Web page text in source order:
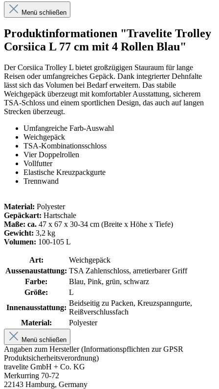
Menü schließen
Produktinformationen "Travelite Trolley
Corsiica L 77 cm mit 4 Rollen Blau"
Der Corsiica Trolley L bietet großzügigen Stauraum für lange
Reisen oder umfangreiches Gepäck. Dank integrierter Dehnfalte
lässt sich das Volumen bei Bedarf erweitern. Das stabile
Weichgepäck überzeugt mit komfortabler Ausstattung, sicherem
TSA-Schloss und einem sportlichen Design, das auch auf langen
Strecken überzeugt.
Umfangreiche Farb-Auswahl
Weichgepäck
TSA-Kombinationsschloss
Vier Doppelrollen
Vollfutter
Elastische Kreuzpackgurte
Trennwand
Material: Polyester
Gepäckart: Hartschale
Maße: ca. 47 x 67 x 30-34 cm (Breite x Höhe x Tiefe)
Gewicht: 3,2 kg
Volumen: 100-105 L
Art:
Weichgepäck
Aussenaustattung: TSA Zahlenschloss, arretierbarer Griff
Farbe:
Blau, Pink, grün, schwarz
Größe:
L
Innenausstattung:
Beidseitig zu Packen, Kreuzspanngurte,
Reißverschlussfach
Material:
Polyester
Menü schließen
Angaben zum Hersteller (Informationspflichten zur GPSR
Produktsicherheitsverordnung)
travelite GmbH + Co. KG
Merkurring 70-72
22143 Hamburg, Germany